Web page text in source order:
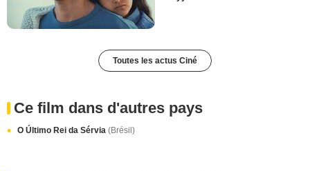
Toutes les actus Ciné
Ce film dans d'autres pays
O Último Rei da Sérvia (Brésil)